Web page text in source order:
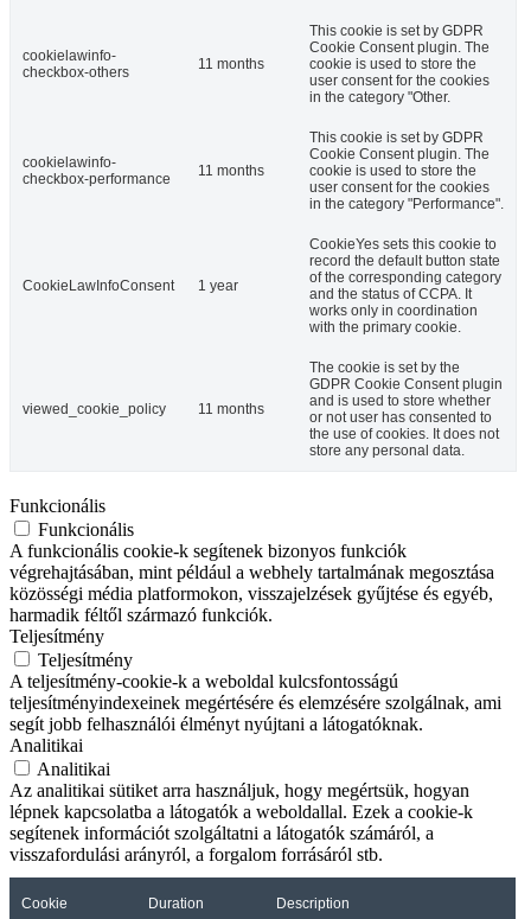
cookielawinfo-
checkbox-others
11 months
This cookie is set by GDPR
Cookie Consent plugin. The
cookie is used to store the
user consent for the cookies
in the category "Other.
cookielawinfo-
checkbox-performance
11 months
This cookie is set by GDPR
Cookie Consent plugin. The
cookie is used to store the
user consent for the cookies
in the category "Performance".
CookieLawInfoConsent 1 year
CookieYes sets this cookie to
record the default button state
of the corresponding category
and the status of CCPA. It
works only in coordination
with the primary cookie.
viewed_cookie_policy 11 months
The cookie is set by the
GDPR Cookie Consent plugin
and is used to store whether
or not user has consented to
the use of cookies. It does not
store any personal data.
Funkcionális
Funkcionális
A funkcionális cookie-k segítenek bizonyos funkciók
végrehajtásában, mint például a webhely tartalmának megosztása
közösségi média platformokon, visszajelzések gyűjtése és egyéb,
harmadik féltől származó funkciók.
Teljesítmény
Teljesítmény
A teljesítmény-cookie-k a weboldal kulcsfontosságú
teljesítményindexeinek megértésére és elemzésére szolgálnak, ami
segít jobb felhasználói élményt nyújtani a látogatóknak.
Analitikai
Analitikai
Az analitikai sütiket arra használjuk, hogy megértsük, hogyan
lépnek kapcsolatba a látogatók a weboldallal. Ezek a cookie-k
segítenek információt szolgáltatni a látogatók számáról, a
visszafordulási arányról, a forgalom forrásáról stb.
Cookie Duration Description